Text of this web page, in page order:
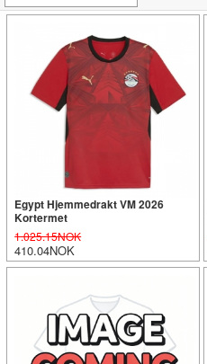
Egypt Hjemmedrakt VM 2026
Kortermet
1.025.15NOK
410.04NOK